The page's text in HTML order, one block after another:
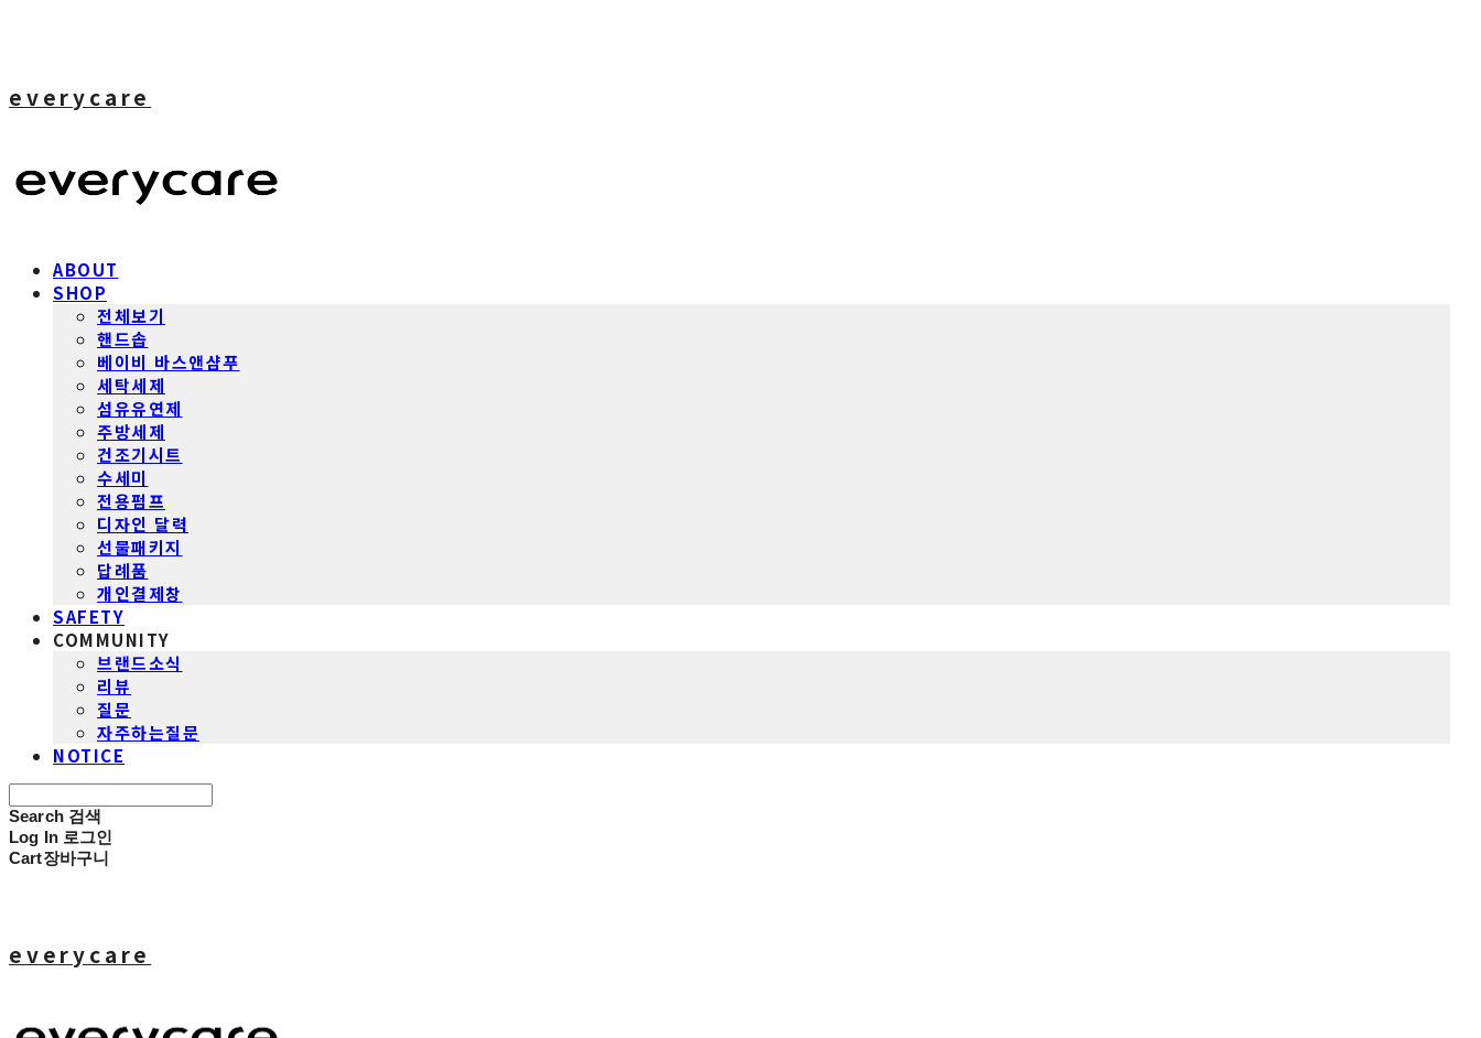
everycare
ABOUT
SHOP
전체보기
핸드솝
베이비 바스앤샴푸
세탁세제
섬유유연제
주방세제
건조기시트
수세미
전용펌프
디자인 달력
선물패키지
답례품
개인결제창
SAFETY
COMMUNITY
브랜드소식
리뷰
질문
자주하는질문
NOTICE
Search 검색
Log In 로그인
Cart장바구니
everycare